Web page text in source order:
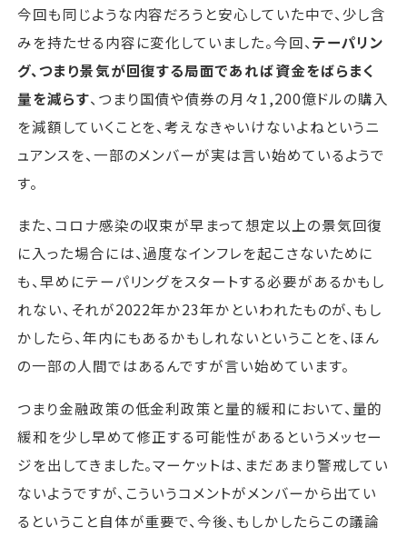
今回も同じような内容だろうと安心していた中で、少し含
みを持たせる内容に変化していました。今回、 テーパリン
グ、つまり景気が回復する局面であれば資金をばらまく
量を減らす、つまり国債や債券の月々1,200億ドルの購入
を減額していくことを、考えなきゃいけないよねというニ
ュアンスを、一部のメンバーが実は言い始めているようで
す。
また、コロナ感染の収束が早まって想定以上の景気回復
に入った場合には、過度なインフレを起こさないために
も、早めにテーパリングをスタートする必要があるかもし
れない、それが2022年か23年かといわれたものが、もし
かしたら、年内にもあるかもしれないということを、ほん
の一部の人間ではあるんですが言い始めています。
つまり金融政策の低金利政策と量的緩和において、量的
緩和を少し早めて修正する可能性があるというメッセー
ジを出してきました。マーケットは、まだあまり警戒してい
ないようですが、こういうコメントがメンバーから出てい
るということ自体が重要で、今後、もしかしたらこの議論